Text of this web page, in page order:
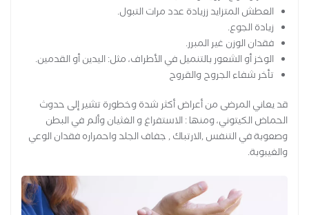
العطش المتزايد ززيادة عدد مرات التبول.
زيادة الجوع.
فقدان الوزن غير المبرر.
الوخز أو الشعور بالتنميل في الأطراف، مثل: اليدين أو القدمين.
تأخر شفاء الجروح والقروح
قد يعاني المرضى من أعراض أكثر شدة وخطورة تشير إلى حدوث
الحماض الكيتوني، ومنها : الاستفراغ و الغثيان وألم في البطن
وصعوبة في التنفس ,الارتباك , جفاف الجلد واحمراره فقدان الوعي
والغيبوبة.